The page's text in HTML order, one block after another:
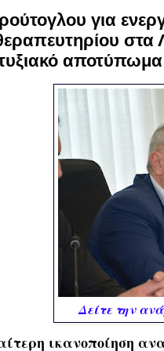
για
στα
αποτύπωμα
Δείτε την
ικανοποίηση